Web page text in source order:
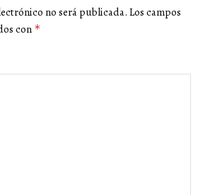
no será publicada. Los campos
con *